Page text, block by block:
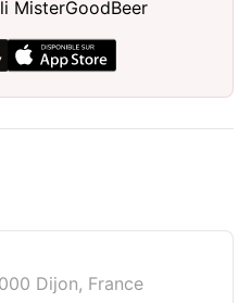
MisterGoodBeer
Dijon, France